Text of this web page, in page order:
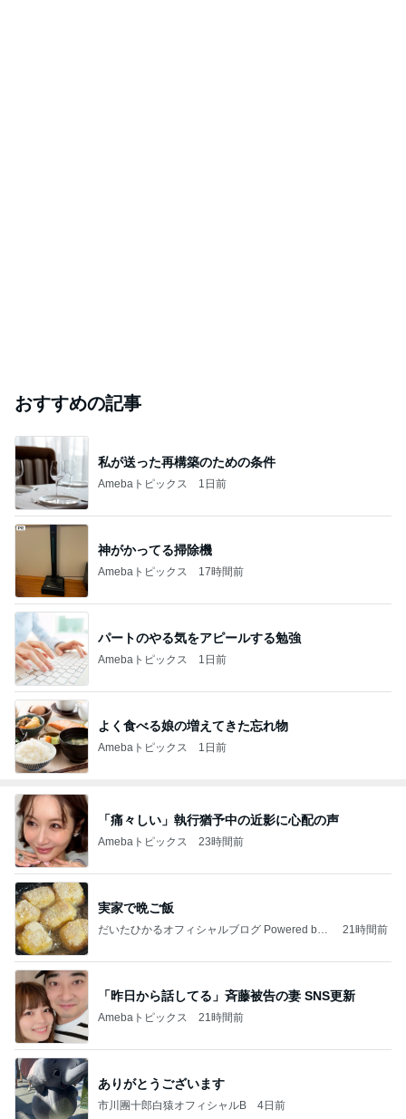
おすすめの記事
私が送った再構築のための条件
Amebaトピックス 1日前
神がかってる掃除機
Amebaトピックス 17時間前
パートのやる気をアピールする勉強
Amebaトピックス 1日前
よく食べる娘の増えてきた忘れ物
Amebaトピックス 1日前
「痛々しい」執行猶予中の近影に心配の声
Amebaトピックス 23時間前
実家で晩ご飯
だいたひかるオフィシャルブログ Powered by
21時間前
「昨日から話してる」斉藤被告の妻 SNS更新
Amebaトピックス 21時間前
ありがとうございます
市川團十郎白猿オフィシャルB 4日前